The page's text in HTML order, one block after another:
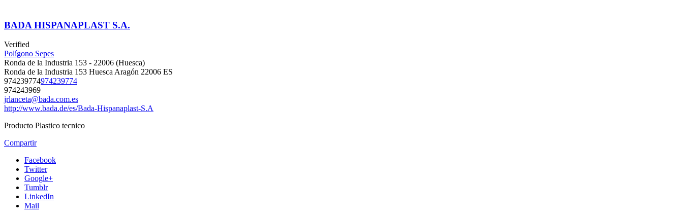
BADA HISPANAPLAST S.A.
Verified
Polígono Sepes
Ronda de la Industria 153 - 22006 (Huesca)
Ronda de la Industria 153 HuescaAragón 22006 ES
974239774974239774
974243969
jrlanceta@bada.com.es
http://www.bada.de/es/Bada-Hispanaplast-S.A
Producto Plastico tecnico
Compartir
Facebook
Twitter
Google+
Tumblr
LinkedIn
Mail